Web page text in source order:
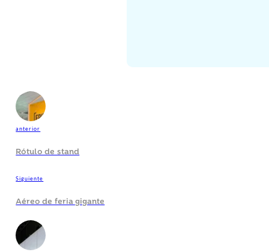
anterior
Rótulo de stand
Siguiente
Aéreo de feria gigante